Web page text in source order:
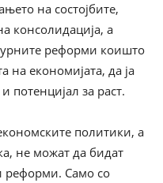
на состојбите,
консолидација, а
реформи коишто
на економијата, да ја
потенцијал за раст.
политики, а
, не можат да бидат
реформи. Само со